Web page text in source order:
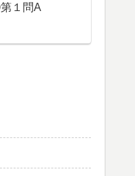
１問A